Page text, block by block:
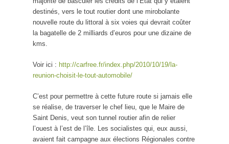
destinés, vers le tout routier dont une mirobolante
nouvelle route du littoral à six voies qui devrait coûter
la bagatelle de 2 milliards d’euros pour une dizaine de
kms.
Voir ici : http://carfree.fr/index.php/2010/10/19/la-
reunion-choisit-le-tout-automobile/
C’est pour permettre à cette future route si jamais elle
se réalise, de traverser le chef lieu, que le Maire de
Saint Denis, veut son tunnel routier afin de relier
l’ouest à l’est de l’île. Les socialistes qui, eux aussi,
avaient fait campagne aux élections Régionales contre